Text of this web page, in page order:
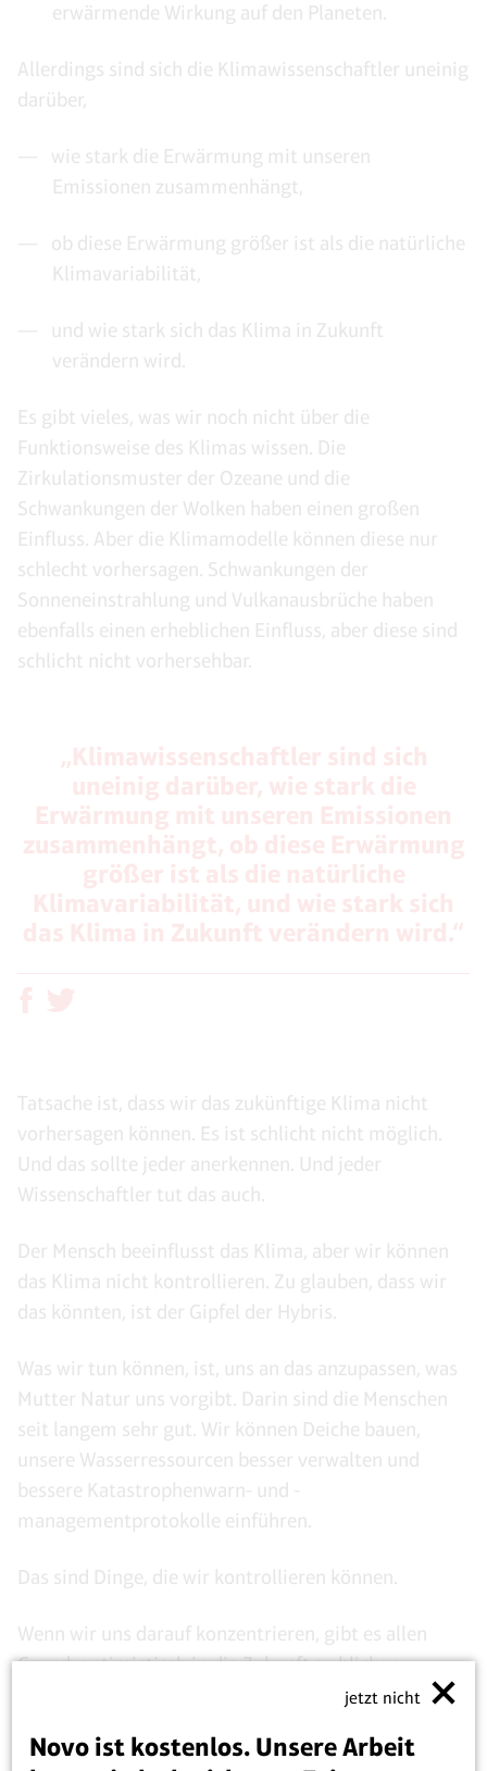
erwärmende Wirkung auf den Planeten.
Allerdings sind sich die Klimawissenschaftler uneinig
darüber,
wie stark die Erwärmung mit unseren
Emissionen zusammenhängt,
ob diese Erwärmung größer ist als die natürliche
Klimavariabilität,
und wie stark sich das Klima in Zukunft
verändern wird.
Es gibt vieles, was wir noch nicht über die
Funktionsweise des Klimas wissen. Die
Zirkulationsmuster der Ozeane und die
Schwankungen der Wolken haben einen großen
Einfluss. Aber die Klimamodelle können diese nur
schlecht vorhersagen. Schwankungen der
Sonneneinstrahlung und Vulkanausbrüche haben
ebenfalls einen erheblichen Einfluss, aber diese sind
schlicht nicht vorhersehbar.
Tatsache ist, dass wir das zukünftige Klima nicht
vorhersagen können. Es ist schlicht nicht möglich.
Und das sollte jeder anerkennen. Und jeder
Wissenschaftler tut das auch.
Der Mensch beeinflusst das Klima, aber wir können
das Klima nicht kontrollieren. Zu glauben, dass wir
das könnten, ist der Gipfel der Hybris.
Was wir tun können, ist, uns an das anzupassen, was
Mutter Natur uns vorgibt. Darin sind die Menschen
seit langem sehr gut. Wir können Deiche bauen,
unsere Wasserressourcen besser verwalten und
bessere Katastrophenwarn- und -
managementprotokolle einführen.
Das sind Dinge, die wir kontrollieren können.
Wenn wir uns darauf konzentrieren, gibt es allen
Grund, optimistisch in die Zukunft zu blicken.
jetzt nicht
Novo ist kostenlos. Unsere Arbeit